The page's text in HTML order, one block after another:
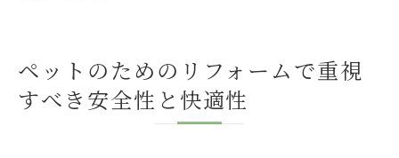
ペットのためのリフォームで重視
すべき安全性と快適性